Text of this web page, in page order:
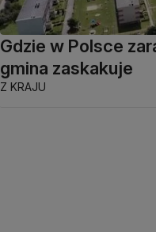
Gdzie w Polsce
gmina zaskakuje
Z KRAJU